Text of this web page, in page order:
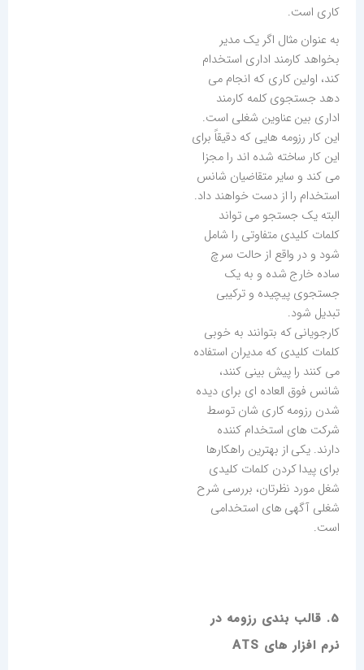
کاری است.
به عنوان مثال اگر یک مدیر
بخواهد کارمند اداری استخدام
کند، اولین کاری که انجام می
دهد جستجوی کلمه کارمند
اداری بین عناوین شغلی است.
این کار رزومه هایی که دقیقاً برای
این کار ساخته شده اند را مجزا
می کند و سایر متقاضیان شانس
استخدام را از دست خواهند داد.
البته یک جستجو می تواند
کلمات کلیدی متفاوتی را شامل
شود و در واقع از حالت سرچ
ساده خارج شده و به یک
جستجوی پیچیده و ترکیبی
تبدیل شود.
کارجویانی که بتوانند به خوبی
کلمات کلیدی که مدیران استفاده
می کنند را پیش بینی کنند،
شانس فوق العاده ای برای دیده
شدن رزومه کاری شان توسط
شرکت های استخدام کننده
دارند. یکی از بهترین راهکارها
برای پیدا کردن کلمات کلیدی
شغل مورد نظرتان، بررسی شرح
شغلی آگهی های استخدامی
است.
5. قالب بندی رزومه در
نرم افزار های ATS